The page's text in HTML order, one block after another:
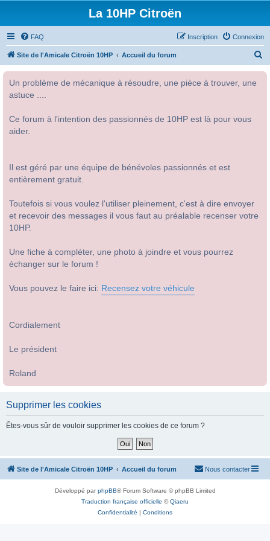
La 10HP Citroën
FAQ Connexion
Inscription
Site de l'Amicale Citroën 10HP Accueil du forum
Un problème de mécanique à résoudre, une pièce à trouver, une
astuce ....
Ce forum à l'intention des passionnés de 10HP est là pour vous
aider.
Il est géré par une équipe de bénévoles passionnés et est
entièrement gratuit.
Toutefois si vous voulez l'utiliser pleinement, c'est à dire envoyer
et recevoir des messages il vous faut au préalable recenser votre
10HP.
Une fiche à compléter, une photo à joindre et vous pourrez
échanger sur le forum !
Vous pouvez le faire ici: Recensez votre véhicule
Cordialement
Le président
Roland
Supprimer les cookies
Êtes-vous sûr de vouloir supprimer les cookies de ce forum ?
Site de l'Amicale Citroën 10HP Accueil du forum Nous contacter
Développé parphpBB® Forum Software © phpBB Limited
Traduction française officielle ©Qiaeru
Confidentialité | Conditions